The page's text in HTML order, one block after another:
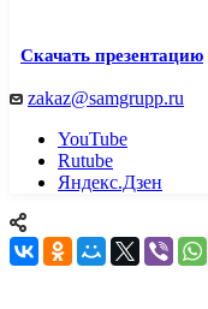
Скачать презентацию
zakaz@samgrupp.ru
YouTube
Rutube
Яндекс.Дзен